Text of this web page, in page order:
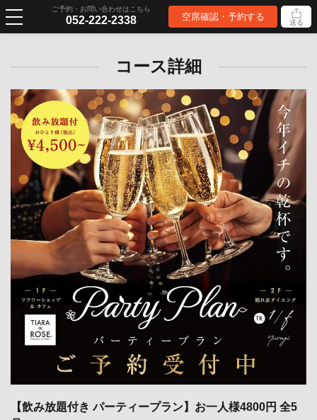
ご予約・お問い合わせはこちら
052-222-2338 空席確認・予約する 送る
コース詳細
【飲み放題付き パーティープラン】お一人様4800円 全5